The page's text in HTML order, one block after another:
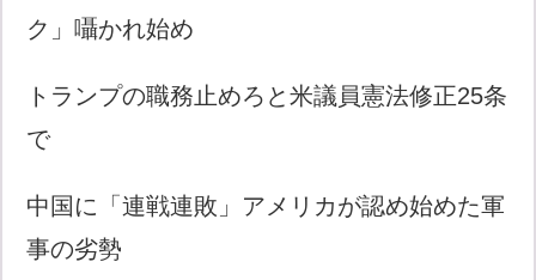
ク」囁かれ始め
トランプの職務止めろと米議員憲法修正25条
で
中国に「連戦連敗」アメリカが認め始めた軍
事の劣勢